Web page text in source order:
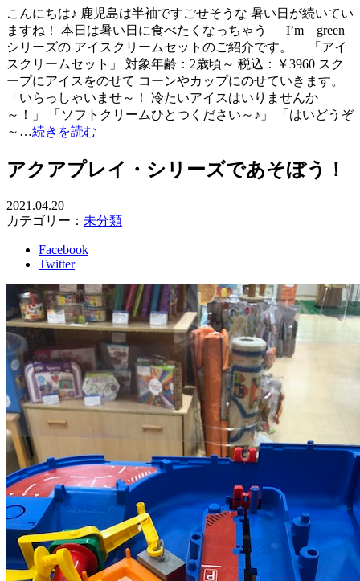
こんにちは♪ 鹿児島は半袖ですごせそうな 暑い日が続いてい
ますね！ 本日は暑い日に食べたくなっちゃう I’m green
シリーズの アイスクリームセットのご紹介です。 「アイ
スクリームセット」 対象年齢：2歳頃～ 税込：￥3960 スク
ープにアイスをのせて コーンやカップにのせていきます。
「いらっしゃいませ～！ 冷たいアイスはいりませんか
～！」 「ソフトクリームひとつください～♪」 「はいどうぞ
～…続きを読む
アクアプレイ・シリーズであそぼう！
2021.04.20
カテゴリー： 未分類
Facebook
Twitter